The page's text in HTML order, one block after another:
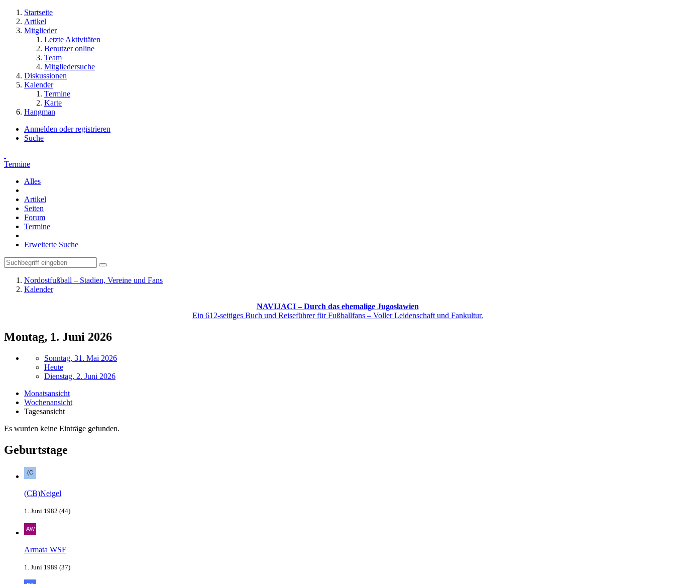
Startseite
Artikel
Mitglieder
Letzte Aktivitäten
Benutzer online
Team
Mitgliedersuche
Diskussionen
Kalender
Termine
Karte
Hangman
Anmelden oder registrieren
Suche
Termine
Alles
Artikel
Seiten
Forum
Termine
Erweiterte Suche
Nordostfußball – Stadien, Vereine und Fans
Kalender
NAVIJACI – Durch das ehemalige Jugoslawien
Ein 612-seitiges Buch und Reiseführer für Fußballfans – Voller Leidenschaft und Fankultur.
Montag, 1. Juni 2026
Sonntag, 31. Mai 2026
Heute
Dienstag, 2. Juni 2026
Monatsansicht
Wochenansicht
Tagesansicht
Es wurden keine Einträge gefunden.
Geburtstage
(CB)Neigel
1. Juni 1982 (44)
Armata WSF
1. Juni 1989 (37)